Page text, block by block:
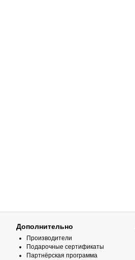
Дополнительно
Производители
Подарочные сертификаты
Партнёрская программа